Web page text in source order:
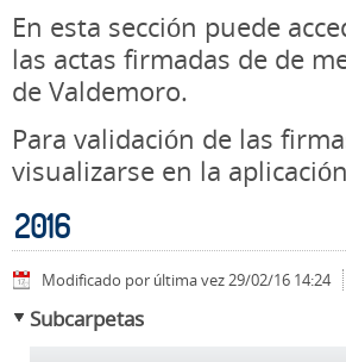
En esta sección puede
las actas firmadas de de
de Valdemoro.
Para validación de las
visualizarse en la
2016
Modificado por última vez 29/02/16 14:24
Subcarpetas